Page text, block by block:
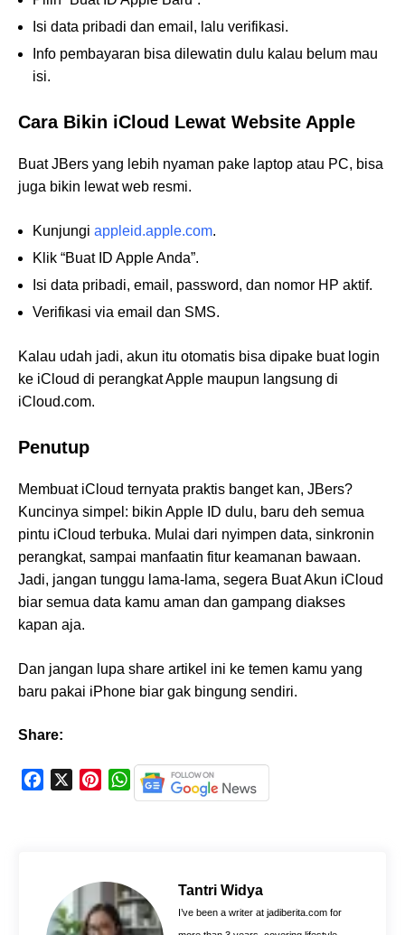
Isi data pribadi dan email, lalu verifikasi.
Info pembayaran bisa dilewatin dulu kalau belum mau
isi.
Cara Bikin iCloud Lewat Website Apple
Buat JBers yang lebih nyaman pake laptop atau PC, bisa
juga bikin lewat web resmi.
Kunjungi appleid.apple.com.
Klik “Buat ID Apple Anda”.
Isi data pribadi, email, password, dan nomor HP aktif.
Verifikasi via email dan SMS.
Kalau udah jadi, akun itu otomatis bisa dipake buat login
ke iCloud di perangkat Apple maupun langsung di
iCloud.com.
Penutup
Membuat iCloud ternyata praktis banget kan, JBers?
Kuncinya simpel: bikin Apple ID dulu, baru deh semua
pintu iCloud terbuka. Mulai dari nyimpen data, sinkronin
perangkat, sampai manfaatin fitur keamanan bawaan.
Jadi, jangan tunggu lama-lama, segera Buat Akun iCloud
biar semua data kamu aman dan gampang diakses
kapan aja.
Dan jangan lupa share artikel ini ke temen kamu yang
baru pakai iPhone biar gak bingung sendiri.
Share:
k
e
s
W
h
A
p
p
Tantri Widya
I’ve been a writer at jadiberita.com for